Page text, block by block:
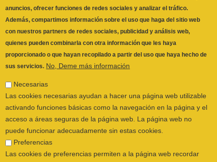
ILUSTRE COLEGIO OFICIAL DE
FISIOTERAPEUTAS DE LA COMUNIDAD
VALENCIANA© 2026
CALLE SAN VICENTE Nº 61,2º-2ª. CÓDIGO
POLÍTICA PRIVACIDAD|AVISO LEGAL|
quienes pueden combinarla con otra información que les haya
proporcionado o que hayan recopilado a partir del uso que haya hecho de
sus servicios. No, Deme más información
Necesarias
Las cookies necesarias ayudan a hacer una página web utilizable
activando funciones básicas como la navegación en la página y el
acceso a áreas seguras de la página web. La página web no
puede funcionar adecuadamente sin estas cookies.
Preferencias
Las cookies de preferencias permiten a la página web recordar
información que cambia la forma en que la página se comporta o
el aspecto que tiene, como su idioma preferido o la región en la
que usted se encuentra.